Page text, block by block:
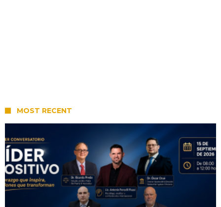
MOST RECENT